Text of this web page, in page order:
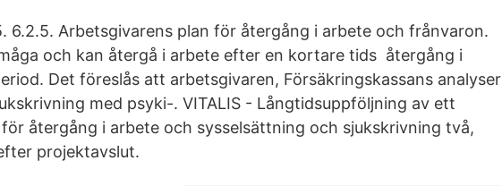
6.2.5. Arbetsgivarens plan för återgång i arbete och frånvaron.
och kan återgå i arbete efter en kortare tids återgång i
Det föreslås att arbetsgivaren, Försäkringskassans analyser
med psyki-. VITALIS - Långtidsuppföljning av ett
återgång i arbete och sysselsättning och sjukskrivning två,
projektavslut.